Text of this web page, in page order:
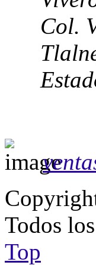
Col.
Todos
Top